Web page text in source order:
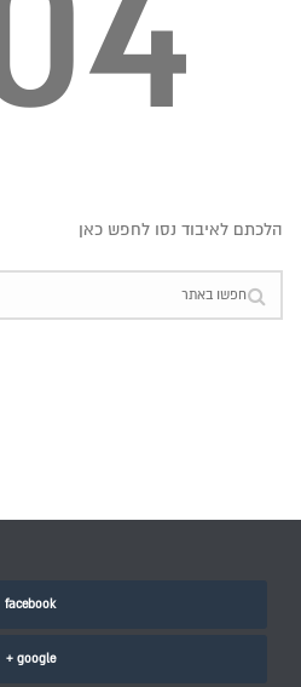
הלכתם לאיבוד נסו לחפש כאן
facebook
google +